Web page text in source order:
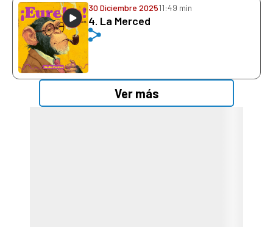
30 Diciembre 202511:49 min
4. La Merced
Ver más